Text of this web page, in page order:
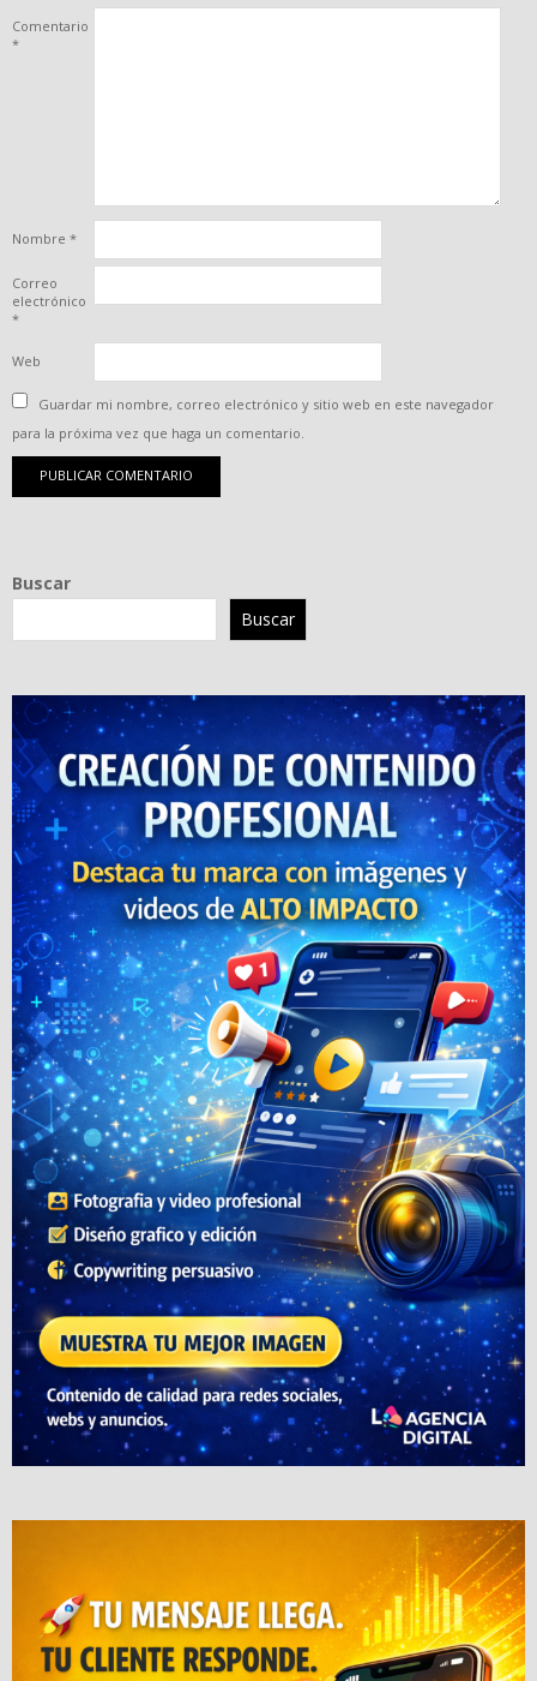
Comentario
*
Nombre *
Correo
electrónico
*
Web
Guardar mi nombre, correo electrónico y sitio web en este navegador
para la próxima vez que haga un comentario.
Buscar
Buscar